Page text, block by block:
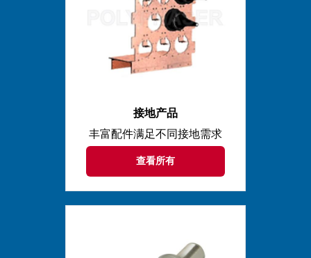
接地产品
丰富配件满足不同接地需求
查看所有